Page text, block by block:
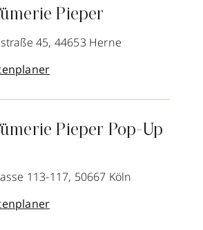
Pieper
45, 44653 Herne
Pieper Pop-Up
113-117, 50667 Köln